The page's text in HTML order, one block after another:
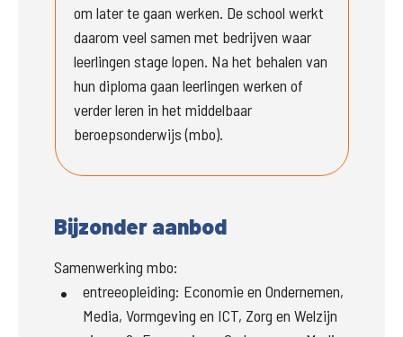
om later te gaan werken. De school werkt
daarom veel samen met bedrijven waar
leerlingen stage lopen. Na het behalen van
hun diploma gaan leerlingen werken of
verder leren in het middelbaar
beroepsonderwijs (mbo).
Bijzonder aanbod
Samenwerking mbo:
entreeopleiding: Economie en Ondernemen,
Media, Vormgeving en ICT, Zorg en Welzijn